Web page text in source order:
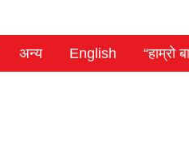
अन्य English “हाम्रो